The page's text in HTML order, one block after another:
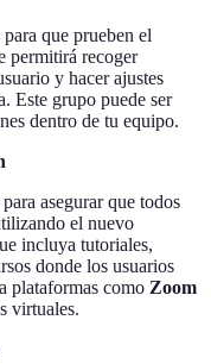
que prueben el
permitirá recoger
y hacer ajustes
Este grupo puede ser
dentro de tu equipo.
asegurar que todos
el nuevo
incluya tutoriales,
donde los usuarios
plataformas como Zoom
virtuales.